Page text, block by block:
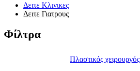
Δειτε Κλινικες
Δειτε Γιατρους
Φίλτρα
Πλαστικός χειρουργός